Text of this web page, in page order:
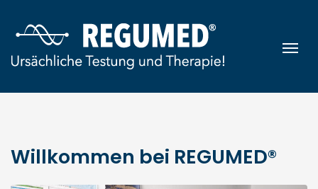
Willkommen bei REGUMED®